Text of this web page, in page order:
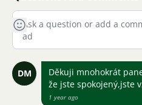
DM
Děkuji mnohokrát
že jste spokojený,jste
1 year ago